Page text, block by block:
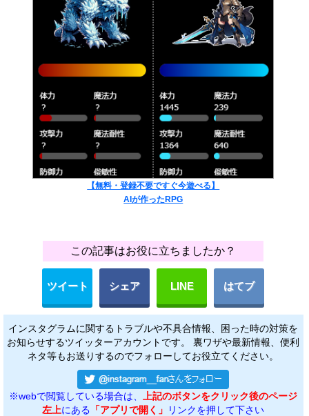
【無料・登録不要ですぐ今遊べる】
AIが作ったRPG
この記事はお役に立ちましたか？
ツイート シェア LINE はてブ
インスタグラムに関するトラブルや不具合情報、困った時の対策を
お知らせするツイッターアカウントです。 裏ワザや最新情報、便利
ネタ等もお送りするのでフォローしてお役立てください。
※webで閲覧している場合は、
上記のボタンをクリック後のページ
左上にある 「アプリで開く」 リンクを押して下さい